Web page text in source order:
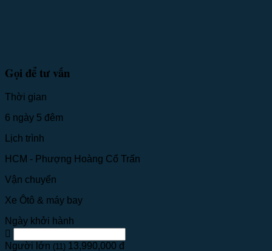
Gọi để tư vấn
Thời gian
6 ngày 5 đêm
Lịch trình
HCM - Phượng Hoàng Cổ Trấn
Vận chuyển
Xe Ôtô & máy bay
Ngày khởi hành
Người lớn (11) 13,990,000 đ